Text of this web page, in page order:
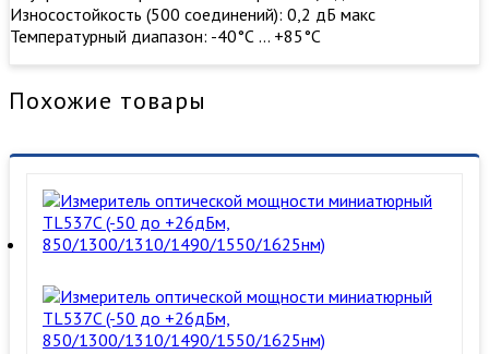
Износостойкость (500 соединений): 0,2 дБ макс
Температурный диапазон: -40°С … +85°С
Похожие товары